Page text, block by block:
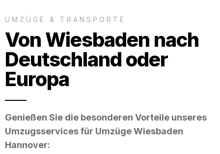
UMZÜGE & TRANSPORTE
Von Wiesbaden nach
Deutschland oder
Europa
Genießen Sie die besonderen Vorteile unseres
Umzugsservices für Umzüge Wiesbaden
Hannover: